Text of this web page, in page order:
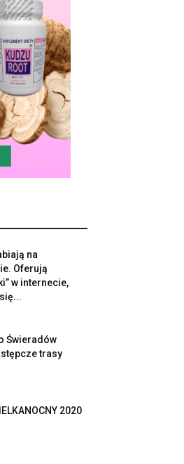
na
Oferują
w internecie,
Świeradów
trasy
2020